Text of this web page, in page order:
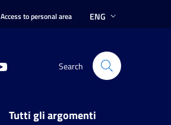
Access to personal area ENG
Search
Tutti gli argomenti